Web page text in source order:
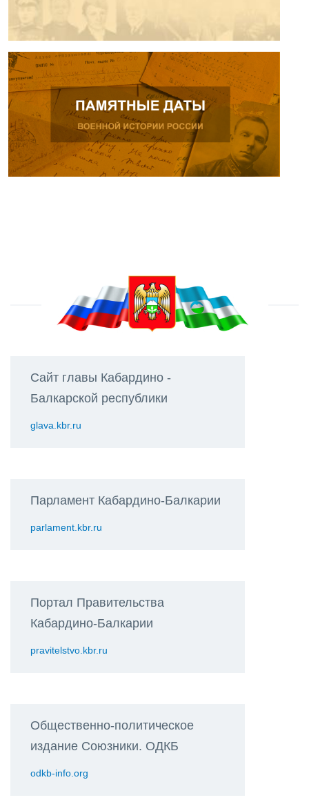
Сайт главы Кабардино -
Балкарской республики
glava.kbr.ru
Парламент Кабардино-Балкарии
parlament.kbr.ru
Портал Правительства
Кабардино-Балкарии
pravitelstvo.kbr.ru
Общественно-политическое
издание Союзники. ОДКБ
odkb-info.org